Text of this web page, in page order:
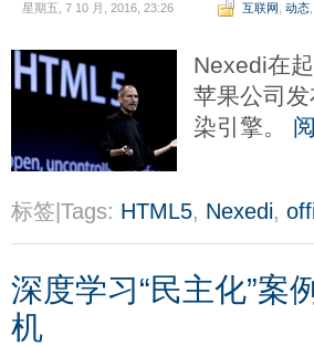
星期五, 7 10 月, 2016, 23:26 互联网 动态
Nexedi在
苹果公司
染引擎。
标签|Tags: HTML5, Nexedi,
深度学习“民主化”案
机